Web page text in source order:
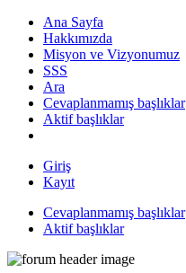
Ana Sayfa
Hakkımızda
Misyon ve Vizyonumuz
SSS
Ara
Cevaplanmamış başlıklar
Aktif başlıklar
Giriş
Kayıt
Cevaplanmamış başlıklar
Aktif başlıklar